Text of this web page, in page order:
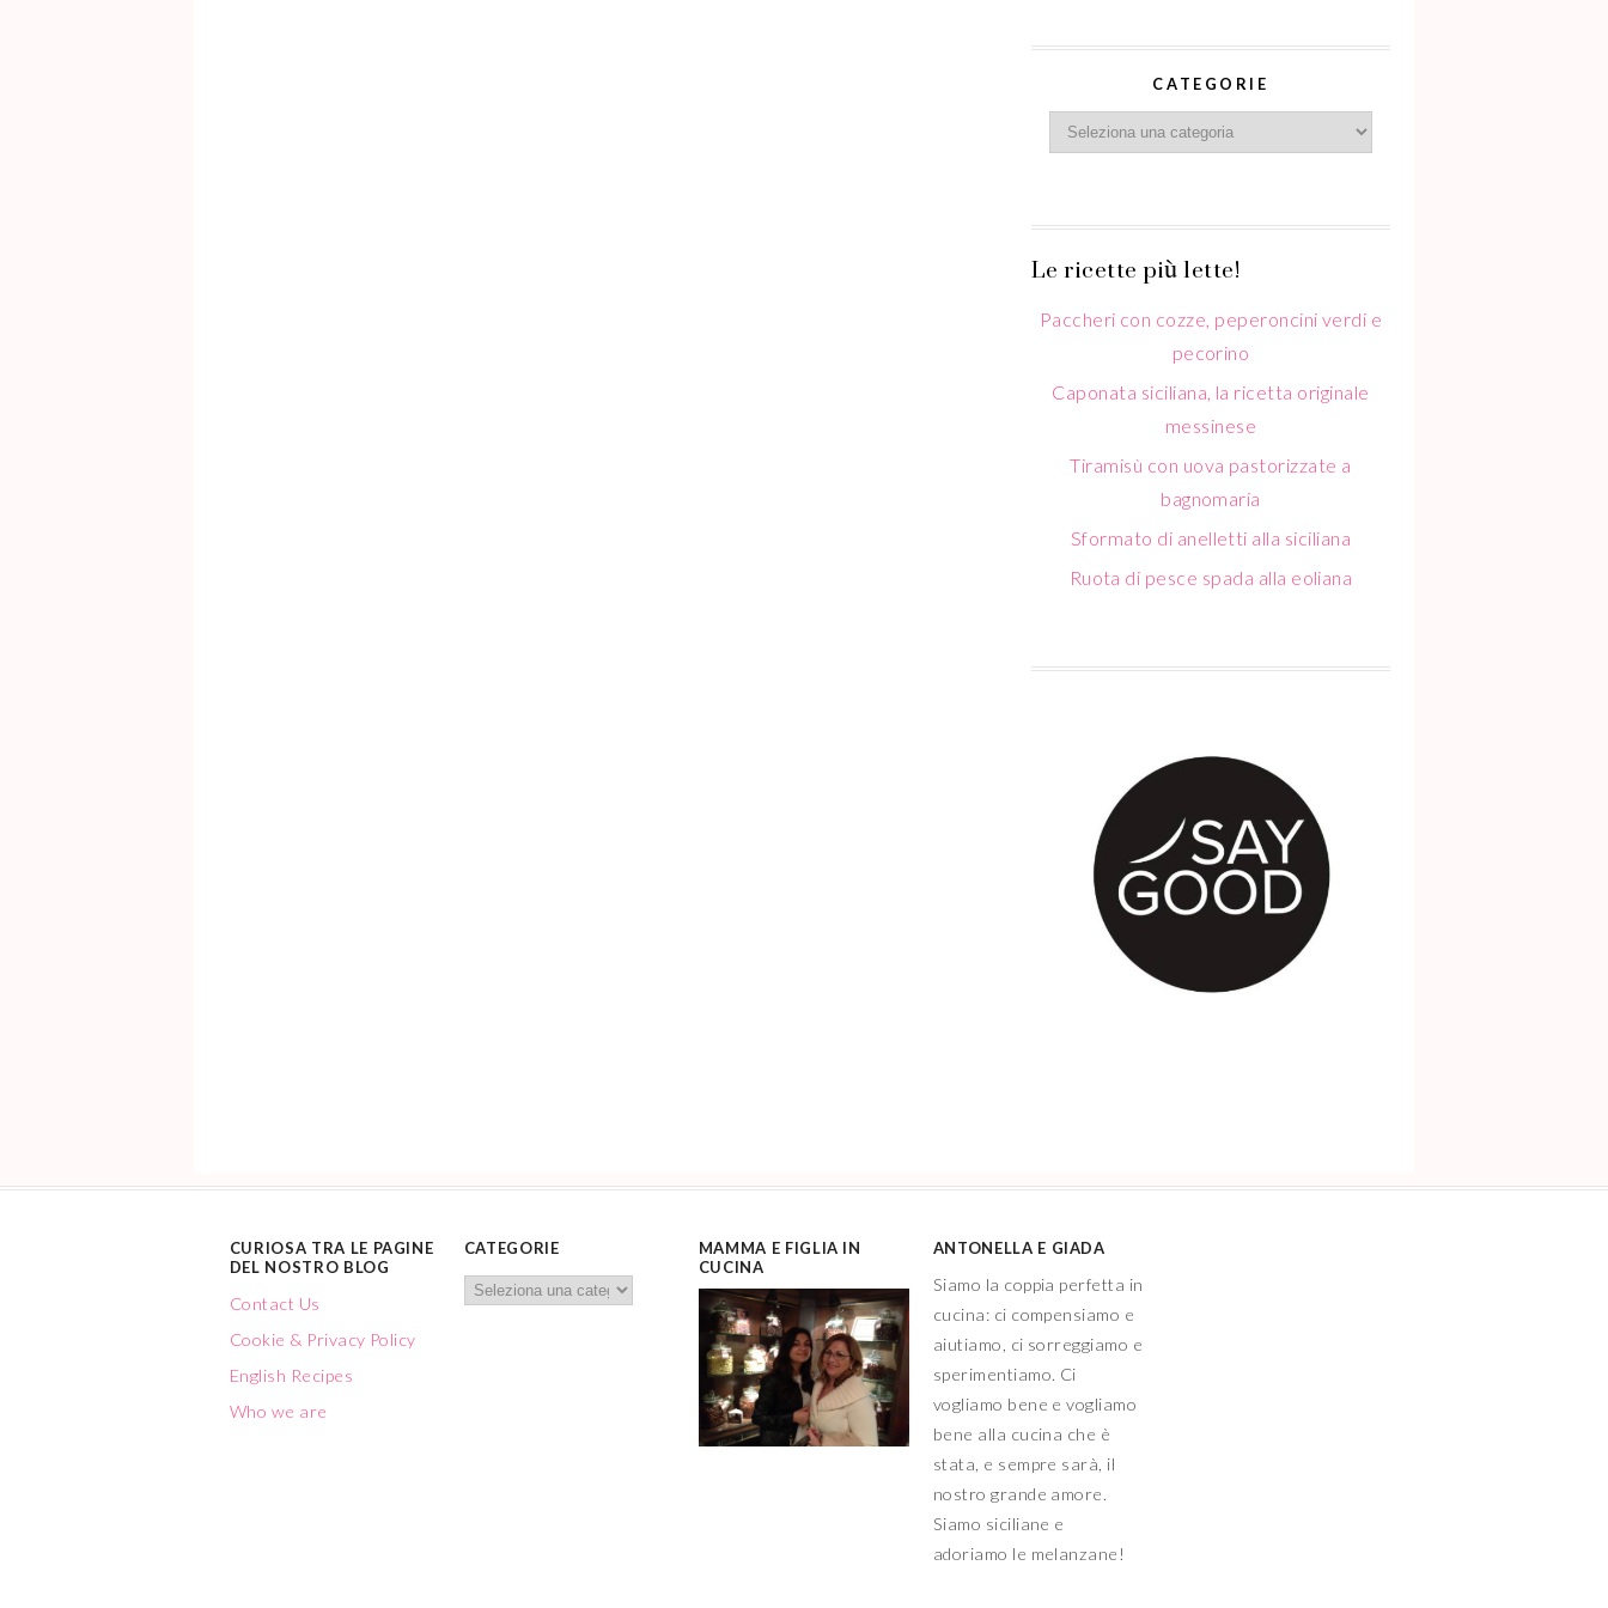
CATEGORIE
Le ricette più lette!
Paccheri con cozze, peperoncini verdi e
pecorino
Caponata siciliana, la ricetta originale
messinese
Tiramisù con uova pastorizzate a
bagnomaria
Sformato di anelletti alla siciliana
Ruota di pesce spada alla eoliana
CURIOSA TRA LE PAGINE
DEL NOSTRO BLOG
Contact Us
Cookie & Privacy Policy
English Recipes
Who we are
CATEGORIE
MAMMA E FIGLIA IN
CUCINA
ANTONELLA E GIADA
Siamo la coppia perfetta in
cucina: ci compensiamo e
aiutiamo, ci sorreggiamo e
sperimentiamo. Ci
vogliamo bene e vogliamo
bene alla cucina che è
stata, e sempre sarà, il
nostro grande amore.
Siamo siciliane e
adoriamo le melanzane!